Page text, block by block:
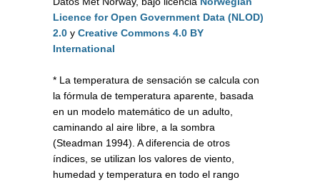
Licence for Open Government Data (NLOD)
2.0 y Creative Commons 4.0 BY
International
* La temperatura de sensación se calcula con
la fórmula de temperatura aparente, basada
en un modelo matemático de un adulto,
caminando al aire libre, a la sombra
(Steadman 1994). A diferencia de otros
índices, se utilizan los valores de viento,
humedad y temperatura en todo el rango